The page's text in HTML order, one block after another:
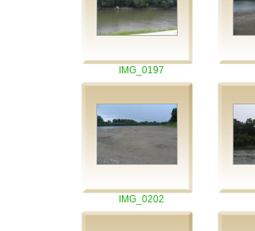
IMG_0197
IMG_0202